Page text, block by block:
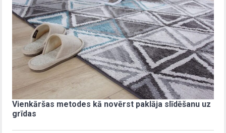
Vienkāršas metodes kā novērst paklāja slīdēšanu uz
grīdas